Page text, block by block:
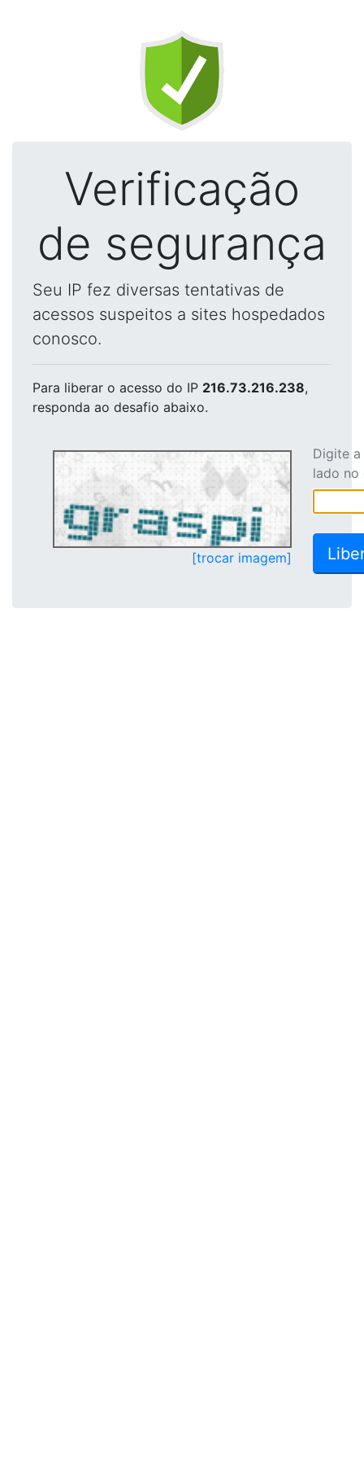
Verificação
de segurança
Seu IP fez diversas tentativas de
acessos suspeitos a sites hospedados
conosco.
Para liberar o acesso do IP 216.73.216.238,
responda ao desafio abaixo.
[trocar imagem]
Digite
lado no